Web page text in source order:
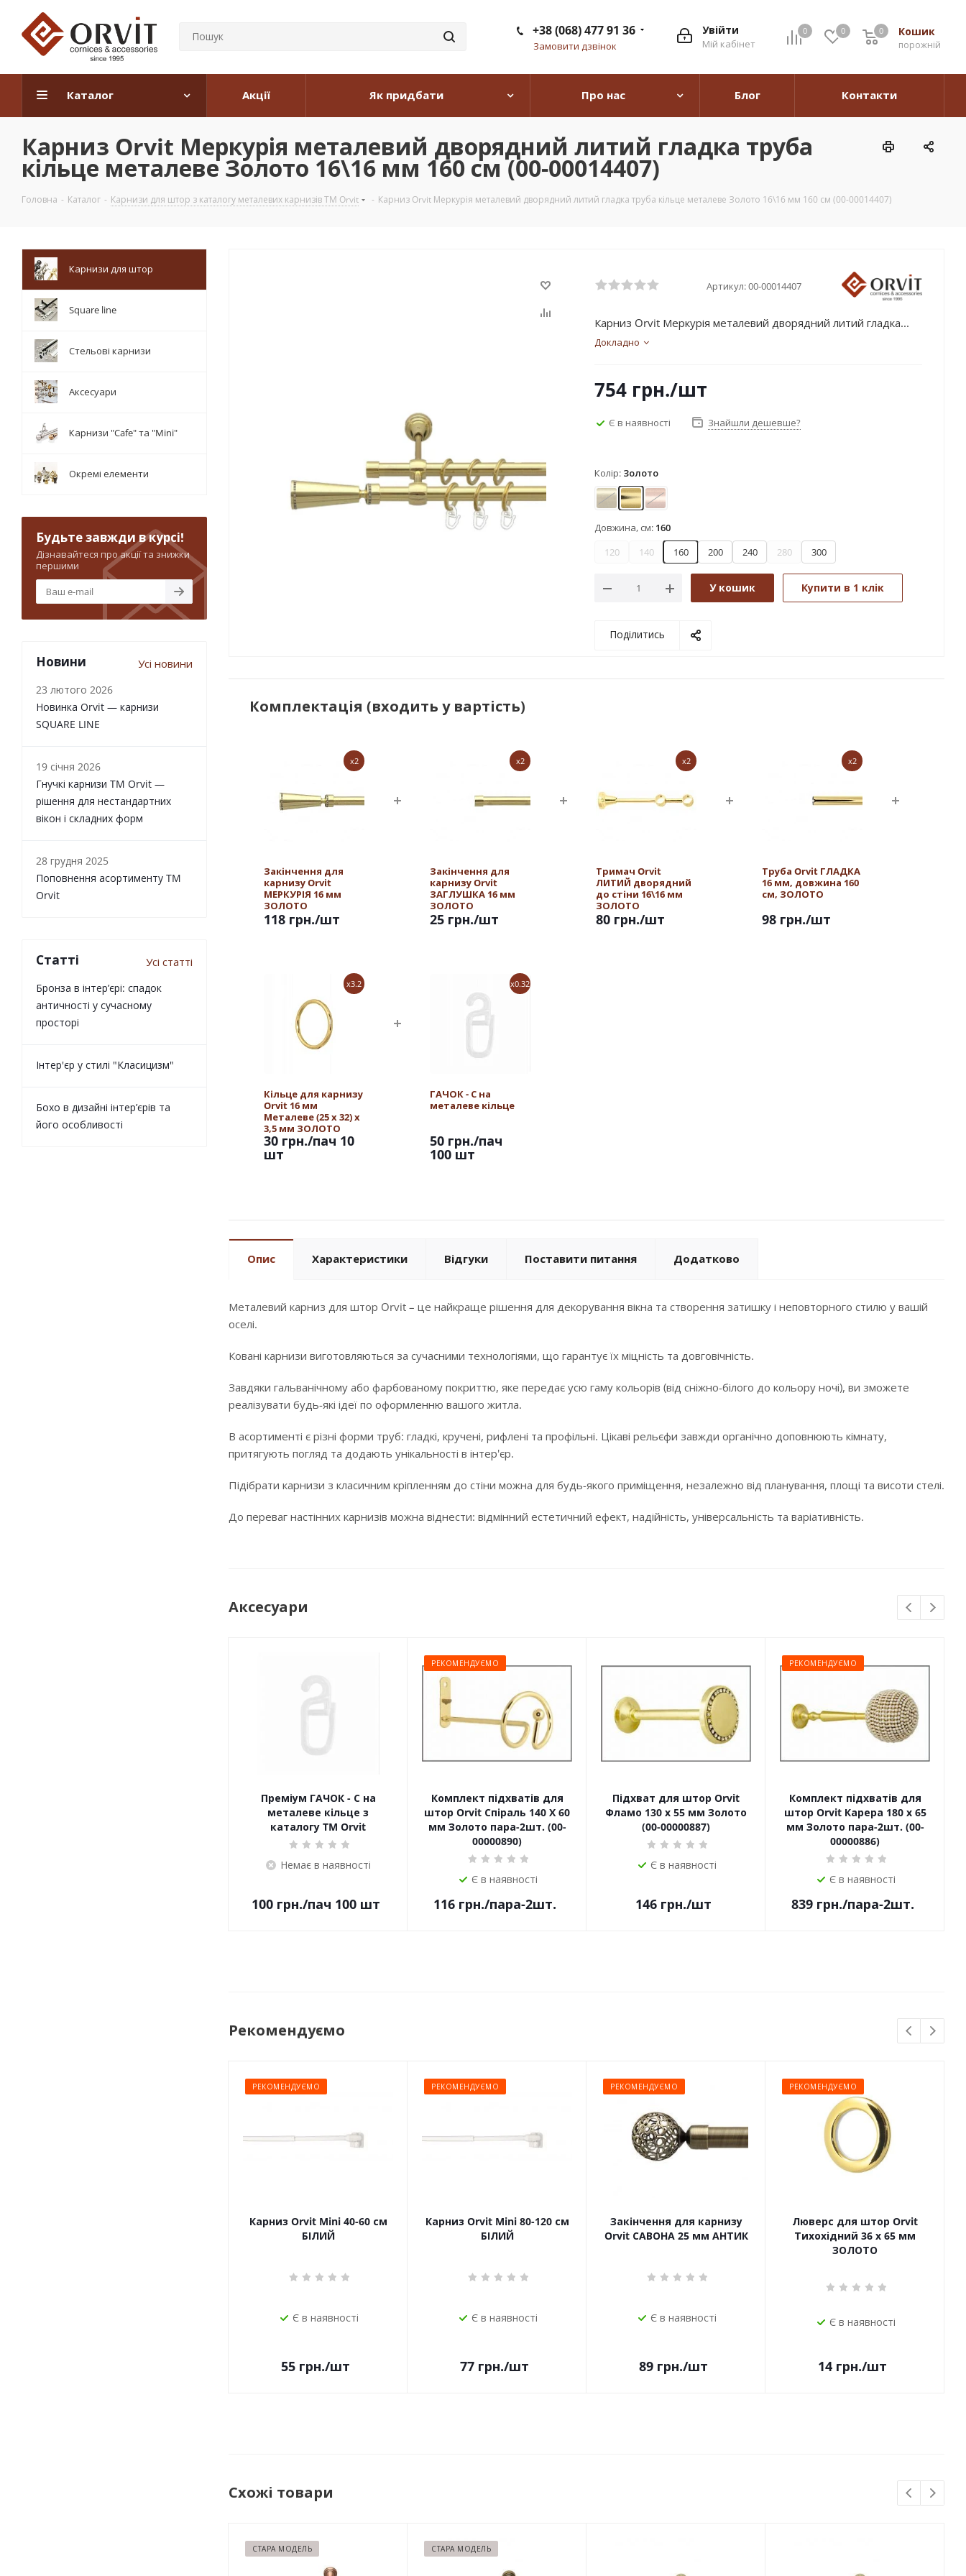
0 0 Кошик
0
порожній
0
Увійти
Мій кабінет
+38 (068) 477 91 36
Замовити дзвінок
Каталог Акції Як придбати Про нас Блог Контакти
Карниз Orvit Меркурія металевий дворядний литий гладка труба
кільце металеве Золото 16\16 мм 160 см (00-00014407)
Головна - Каталог - Карнизи для штор з каталогу металевих карнизів TM Orvit - Карниз Orvit Меркурія металевий дворядний литий гладка труба кільце металеве Золото 16\16 мм 160 см (00-00014407)
Артикул:00-00014407
Карниз Orvit Меркурія металевий дворядний литий гладка...
Докладно
754 грн./шт
Є в наявності Знайшли дешевше?
Колір: Золото
АнтикЗолото
Мідь
Довжина, см: 160
120
140 160 200 240 280 300
У кошик Купити в 1 клік
Поділитись
Комплектація (входить у вартість)
x2
Закінчення для
карнизу Orvit
МЕРКУРІЯ 16 мм
ЗОЛОТО
118 грн./шт
x2
Закінчення для
карнизу Orvit
ЗАГЛУШКА 16 мм
ЗОЛОТО
25 грн./шт
x2
Тримач Orvit
ЛИТИЙ дворядний
до стіни 16\16 мм
ЗОЛОТО
80 грн./шт
x2
Труба Orvit ГЛАДКА
16 мм, довжина 160
см, ЗОЛОТО
98 грн./шт
x3.2
Кільце для карнизу
Orvit 16 мм
Металеве (25 х 32) х
3,5 мм ЗОЛОТО
30 грн./пач 10
шт
x0.32
ГАЧОК - С на
металеве кільце
50 грн./пач
100 шт
Опис Характеристики Відгуки Поставити питання Додатково
Металевий карниз для штор Orvit – це найкраще рішення для декорування вікна та створення затишку і неповторного стилю у вашій
оселі.
Ковані карнизи виготовляються за сучасними технологіями, що гарантує їх міцність та довговічність.
Завдяки гальванічному або фарбованому покриттю, яке передає усю гаму кольорів (від сніжно-білого до кольору ночі), ви зможете
реалізувати будь-які ідеї по оформленню вашого житла.
В асортименті є різні форми труб: гладкі, кручені, рифлені та профільні. Цікаві рельєфи завжди органічно доповнюють кімнату,
притягують погляд та додають унікальності в інтер'єр.
Підібрати карнизи з класичним кріпленням до стіни можна для будь-якого приміщення, незалежно від планування, площі та висоти стелі.
До переваг настінних карнизів можна віднести: відмінний естетичний ефект, надійність, універсальність та варіативність.
Аксесуари
Преміум ГАЧОК - С на
металеве кільце з
каталогу TM Orvit
Немає в наявності
100грн./пач 100 шт
РЕКОМЕНДУЄМО
Комплект підхватів для
штор Orvit Спіраль 140 Х 60
мм Золото пара-2шт. (00-
00000890)
Є в наявності
116грн./пара-2шт.
Підхват для штор Orvit
Фламо 130 х 55 мм Золото
(00-00000887)
Є в наявності
146 грн./шт
РЕКОМЕНДУЄМО
Комплект підхватів для
штор Orvit Карера 180 х 65
мм Золото пара-2шт. (00-
00000886)
Є в наявності
839грн./пара-2шт.
Рекомендуємо
РЕКОМЕНДУЄМО
Карниз Orvit Mini 40-60 см
БІЛИЙ
Є в наявності
55 грн./шт
РЕКОМЕНДУЄМО
Карниз Orvit Mini 80-120 см
БІЛИЙ
Є в наявності
77 грн./шт
РЕКОМЕНДУЄМО
Закінчення для карнизу
Orvit САВОНА 25 мм АНТИК
Є в наявності
89 грн./шт
РЕКОМЕНДУЄМО
Люверс для штор Orvit
Тихохідний 36 х 65 мм
ЗОЛОТО
Є в наявності
14 грн./шт
Схожі товари
СТАРА МОДЕЛЬ СТАРА МОДЕЛЬ
Карнизи для штор
Square line
Стельові карнизи
Аксесуари
Карнизи "Cafe" та "Mini"
Окремі елементи
Будьте завжди в курсі!
Дізнавайтеся про акції та знижки
першими
Новини Усі новини
23 лютого 2026
Новинка Orvit — карнизи
SQUARE LINE
19 січня 2026
Гнучкі карнизи TM Orvit —
рішення для нестандартних
вікон і складних форм
28 грудня 2025
Поповнення асортименту TM
Orvit
Статті Усі статті
Бронза в інтер’єрі: спадок
античності у сучасному
просторі
Інтер'єр у стилі "Класицизм"
Бохо в дизайні інтер’єрів та
його особливості